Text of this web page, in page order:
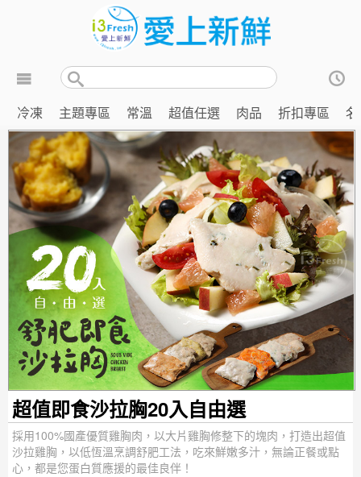
冷凍 主題專區 常溫 超值任選 肉品 折扣專區
超值即食沙拉胸20入自由選
採用100%國產優質雞胸肉，以大片雞胸修整下的塊肉，打造出超值
沙拉雞胸，以低恆溫烹調舒肥工法，吃來鮮嫩多汁，無論正餐或點
心，都是您蛋白質應援的最佳良伴！